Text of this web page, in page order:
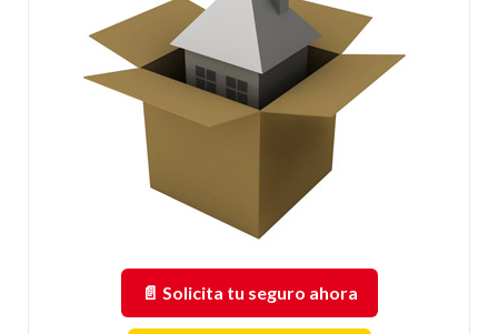
📄 Solicita tu seguro ahora